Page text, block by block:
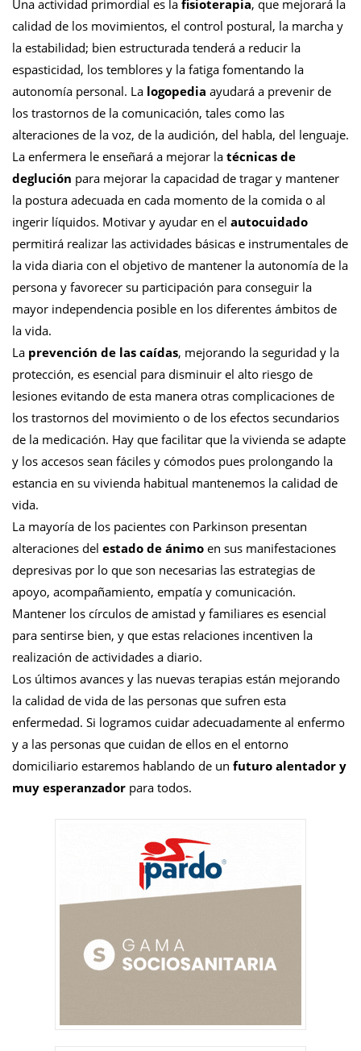
Una actividad primordial es la fisioterapia, que mejorará la
calidad de los movimientos, el control postural, la marcha y
la estabilidad; bien estructurada tenderá a reducir la
espasticidad, los temblores y la fatiga fomentando la
autonomía personal. La logopedia ayudará a prevenir de
los trastornos de la comunicación, tales como las
alteraciones de la voz, de la audición, del habla, del lenguaje.
La enfermera le enseñará a mejorar la técnicas de
deglución para mejorar la capacidad de tragar y mantener
la postura adecuada en cada momento de la comida o al
ingerir líquidos. Motivar y ayudar en el autocuidado
permitirá realizar las actividades básicas e instrumentales de
la vida diaria con el objetivo de mantener la autonomía de la
persona y favorecer su participación para conseguir la
mayor independencia posible en los diferentes ámbitos de
la vida.
La prevención de las caídas, mejorando la seguridad y la
protección, es esencial para disminuir el alto riesgo de
lesiones evitando de esta manera otras complicaciones de
los trastornos del movimiento o de los efectos secundarios
de la medicación. Hay que facilitar que la vivienda se adapte
y los accesos sean fáciles y cómodos pues prolongando la
estancia en su vivienda habitual mantenemos la calidad de
vida.
La mayoría de los pacientes con Parkinson presentan
alteraciones del estado de ánimo en sus manifestaciones
depresivas por lo que son necesarias las estrategias de
apoyo, acompañamiento, empatía y comunicación.
Mantener los círculos de amistad y familiares es esencial
para sentirse bien, y que estas relaciones incentiven la
realización de actividades a diario.
Los últimos avances y las nuevas terapias están mejorando
la calidad de vida de las personas que sufren esta
enfermedad. Si logramos cuidar adecuadamente al enfermo
y a las personas que cuidan de ellos en el entorno
domiciliario estaremos hablando de un futuro alentador y
muy esperanzador para todos.